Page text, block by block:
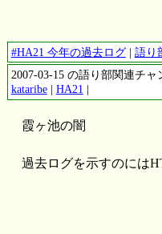
#HA21 今年の過去ログ| 語り
2007-03-15 の語り部関連チャ
kataribe| HA21 |
霞ヶ池の闇
過去ログを示すのには